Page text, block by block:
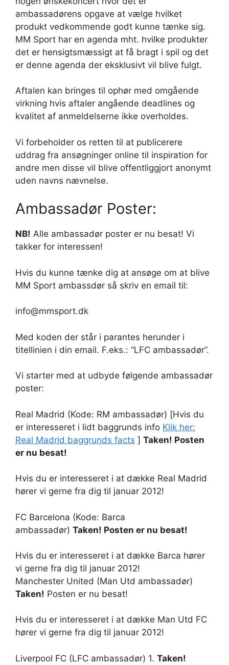
ambassadørens opgave at vælge hvilket
produkt vedkommende godt kunne tænke sig.
MM Sport har en agenda mht. hvilke produkter
det er hensigtsmæssigt at få bragt i spil og det
er denne agenda der eksklusivt vil blive fulgt.
Aftalen kan bringes til ophør med omgående
virkning hvis aftaler angående deadlines og
kvalitet af anmeldelserne ikke overholdes.
Vi forbeholder os retten til at publicerere
uddrag fra ansøgninger online til inspiration for
andre men disse vil blive offentliggjort anonymt
uden navns nævnelse.
Ambassadør Poster:
NB! Alle ambassadør poster er nu besat! Vi
takker for interessen!
Hvis du kunne tænke dig at ansøge om at blive
MM Sport ambassdør så skriv en email til:
info@mmsport.dk
Med koden der står i parantes herunder i
titellinien i din email. F.eks.: “LFC ambassadør”.
Vi starter med at udbyde følgende ambassadør
poster:
Real Madrid (Kode: RM ambassadør) [Hvis du
er interesseret i lidt baggrunds info Klik her:
Real Madrid baggrunds facts ] Taken! Posten
er nu besat!
Hvis du er interesseret i at dække Real Madrid
hører vi gerne fra dig til januar 2012!
FC Barcelona (Kode: Barca
ambassadør) Taken! Posten er nu besat!
Hvis du er interesseret i at dække Barca hører
vi gerne fra dig til januar 2012!
Manchester United (Man Utd ambassadør)
Taken! Posten er nu besat!
Hvis du er interesseret i at dække Man Utd FC
hører vi gerne fra dig til januar 2012!
Liverpool FC (LFC ambassadør) 1. Taken!